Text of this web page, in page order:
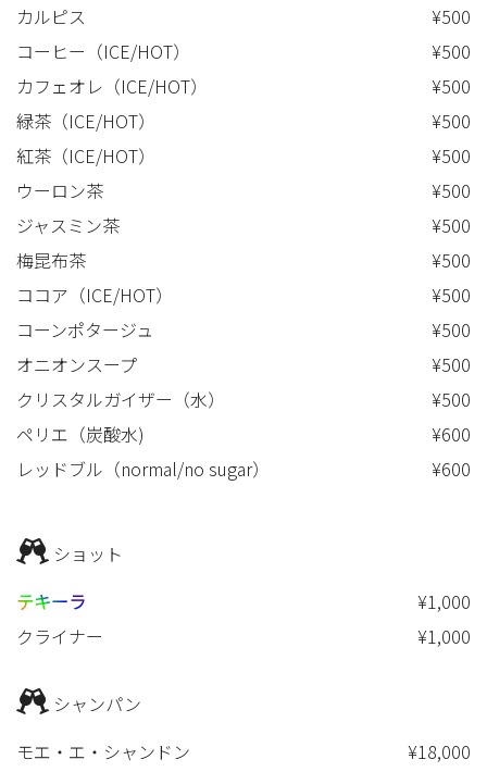
カルピス
¥500
コーヒー（ICE/HOT）
¥500
カフェオレ（ICE/HOT）
¥500
緑茶（ICE/HOT）
¥500
紅茶（ICE/HOT）
¥500
ウーロン茶
¥500
ジャスミン茶
¥500
梅昆布茶
¥500
ココア（ICE/HOT）
¥500
コーンポタージュ
¥500
オニオンスープ
¥500
クリスタルガイザー（水）
¥500
ペリエ（炭酸水)
¥600
レッドブル（normal/no sugar）
¥600
ショット
テキーラ
¥1,000
クライナー
¥1,000
シャンパン
モエ・エ・シャンドン
¥18,000